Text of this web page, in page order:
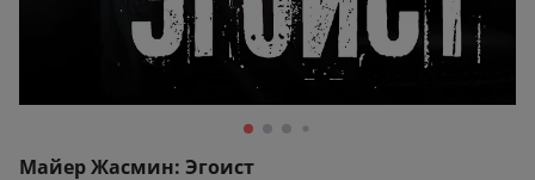
Майер Жасмин: Эгоист